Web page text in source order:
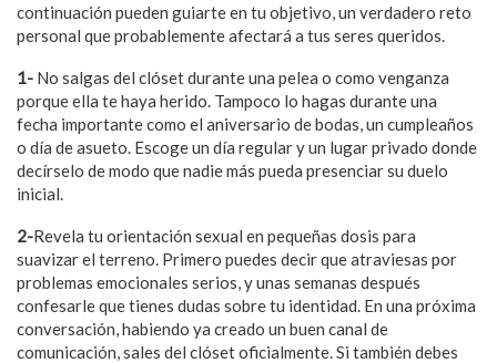
continuación pueden guiarte en tu objetivo, un verdadero reto
personal que probablemente afectará a tus seres queridos.
1- No salgas del clóset durante una pelea o como venganza
porque ella te haya herido. Tampoco lo hagas durante una
fecha importante como el aniversario de bodas, un cumpleaños
o día de asueto. Escoge un día regular y un lugar privado donde
decírselo de modo que nadie más pueda presenciar su duelo
inicial.
2-Revela tu orientación sexual en pequeñas dosis para
suavizar el terreno. Primero puedes decir que atraviesas por
problemas emocionales serios, y unas semanas después
confesarle que tienes dudas sobre tu identidad. En una próxima
conversación, habiendo ya creado un buen canal de
comunicación, sales del clóset oficialmente. Si también debes